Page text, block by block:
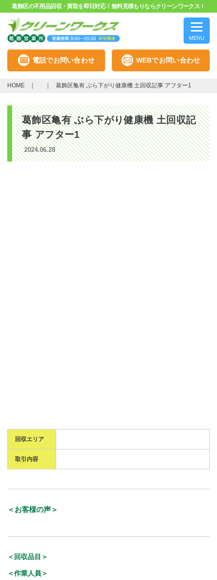
葛飾区の不用品回収・買取を即日対応！無料見積もりならクリーンワークス！
MENU
電話でお問い合わせ WEBでお問い合わせ
HOME 葛飾区亀有 ぶら下がり健康機 土回収記事 アフター1
葛飾区亀有 ぶら下がり健康機 土回収記
事 アフター1
2024.06.28
回収エリア
取引内容
＜お客様の声＞
＜回収品目＞
＜作業人員＞